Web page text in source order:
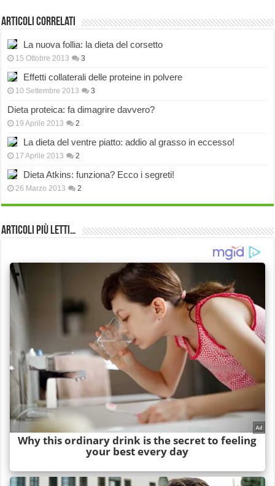
Articoli correlati
La nuova follia: la dieta del corsetto
15 Ottobre 2013 3
Effetti collaterali delle proteine in polvere
10 Settembre 2013 3
Dieta proteica: fa dimagrire davvero?
19 Aprile 2013 2
La dieta del ventre piatto: addio al grasso in eccesso!
17 Aprile 2013 2
Dieta Atkins: funziona? Ecco i segreti!
26 Marzo 2013 2
Articoli più Letti…